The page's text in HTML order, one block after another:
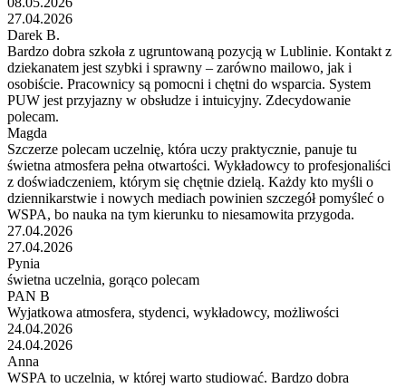
27.04.2026
Darek B.
Bardzo dobra szkoła z ugruntowaną pozycją w Lublinie. Kontakt z
dziekanatem jest szybki i sprawny – zarówno mailowo, jak i
osobiście. Pracownicy są pomocni i chętni do wsparcia. System
PUW jest przyjazny w obsłudze i intuicyjny. Zdecydowanie
polecam.
Magda
Szczerze polecam uczelnię, która uczy praktycznie, panuje tu
świetna atmosfera pełna otwartości. Wykładowcy to profesjonaliści
z doświadczeniem, którym się chętnie dzielą. Każdy kto myśli o
dziennikarstwie i nowych mediach powinien szczegół pomyśleć o
WSPA, bo nauka na tym kierunku to niesamowita przygoda.
27.04.2026
27.04.2026
Pynia
świetna uczelnia, gorąco polecam
PAN B
Wyjatkowa atmosfera, stydenci, wykładowcy, możliwości
24.04.2026
24.04.2026
Anna
WSPA to uczelnia, w której warto studiować. Bardzo dobra